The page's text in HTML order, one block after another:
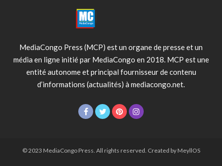
MediaCongo Press (MCP) est un organe de presse et un
média en ligne initié par MediaCongo en 2018. MCP est une
entité autonome et principal fournisseur de contenu
d’informations (actualités) à mediacongo.net.
© 2023 MediaCongo Press. All rights reserved. Created by MeyllOS